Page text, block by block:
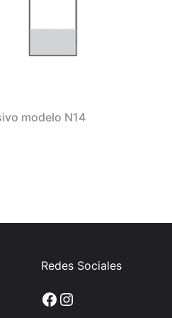
modelo N14
Redes Sociales
Facebook
Instagram